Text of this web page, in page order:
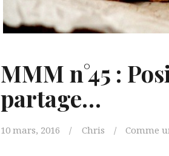
MMM n°45 :
partage…
10 mars, 2016 Chris Comme